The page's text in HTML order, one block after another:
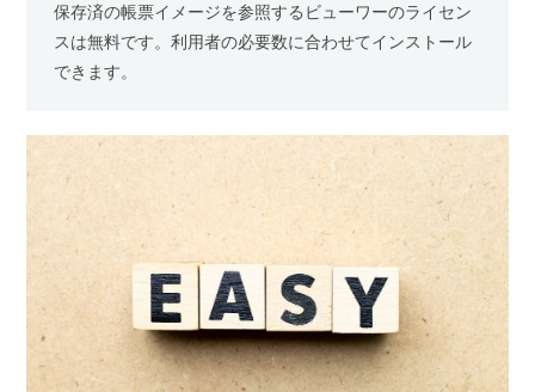
保存済の帳票イメージを参照するビューワーのライセン
スは無料です。利用者の必要数に合わせてインストール
できます。